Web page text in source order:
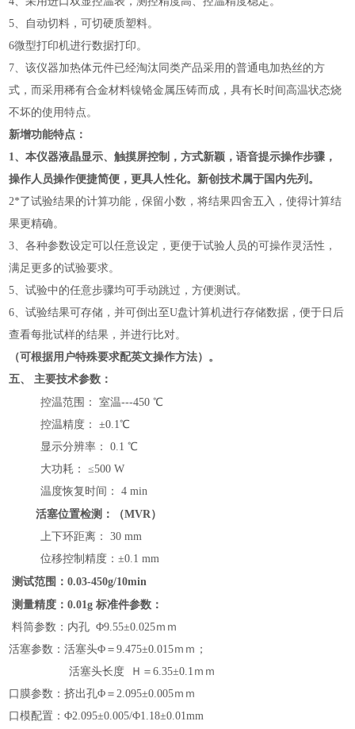
5、自动切料，可切硬质塑料。
6微型打印机进行数据打印。
7、该仪器加热体元件已经淘汰同类产品采用的普通电加热丝的方
式，而采用稀有合金材料镍铬金属压铸而成，具有长时间高温状态烧
不坏的使用特点。
新增功能特点：
1、本仪器液晶显示、触摸屏控制，方式新颖，语音提示操作步骤，
操作人员操作便捷简便，更具人性化。新创技术属于国内先列。
2*了试验结果的计算功能，保留小数，将结果四舍五入，使得计算结
果更精确。
3、各种参数设定可以任意设定，更便于试验人员的可操作灵活性，
满足更多的试验要求。
5、试验中的任意步骤均可手动跳过，方便测试。
6、试验结果可存储，并可倒出至U盘计算机进行存储数据，便于日后
查看每批试样的结果，并进行比对。
（可根据用户特殊要求配英文操作方法）。
五、
主要技术参数：
控温范围：室温---450 ℃
控温精度： ±0.1℃
显示分辨率： 0.1 ℃
大功耗： ≤500 W
温度恢复时间： 4 min
活塞位置检测：
（MVR）
上下环距离： 30 mm
位移控制精度：±0.1 mm
测试范围：0.03-450g/10min
测量精度：0.01g 标准件参数：
料筒参数：内孔 Φ9.55±0.025ｍｍ
活塞参数：活塞头Φ＝9.475±0.015ｍｍ；
活塞头长度 Ｈ＝6.35±0.1ｍｍ
口膜参数：挤出孔Φ＝2.095±0.005ｍｍ
口模配置：Φ2.095±0.005/Φ1.18±0.01mm